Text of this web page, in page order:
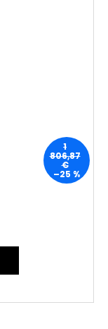
1
806,87
€
–25 %